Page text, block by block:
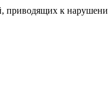
приводящих к